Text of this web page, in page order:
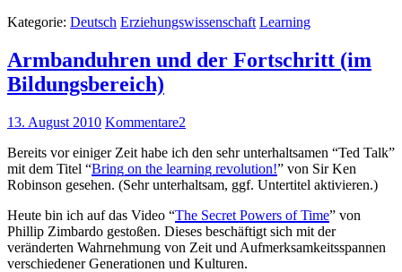
Kategorie: Deutsch Erziehungswissenschaft Learning
Armbanduhren und der Fortschritt (im
Bildungsbereich)
13. August 2010 Kommentare2
Bereits vor einiger Zeit habe ich den sehr unterhaltsamen “Ted Talk”
mit dem Titel “Bring on the learning revolution!” von Sir Ken
Robinson gesehen. (Sehr unterhaltsam, ggf. Untertitel aktivieren.)
Heute bin ich auf das Video “The Secret Powers of Time” von
Phillip Zimbardo gestoßen. Dieses beschäftigt sich mit der
veränderten Wahrnehmung von Zeit und Aufmerksamkeitsspannen
verschiedener Generationen und Kulturen.